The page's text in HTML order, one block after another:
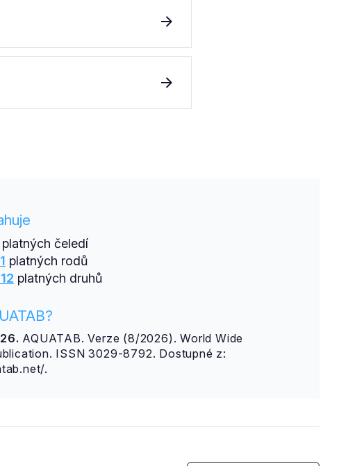
čeledí
platných rodů
platných druhů
AQUATAB. Verze (8/2026). World Wide
ISSN 3029-8792. Dostupné z:
.